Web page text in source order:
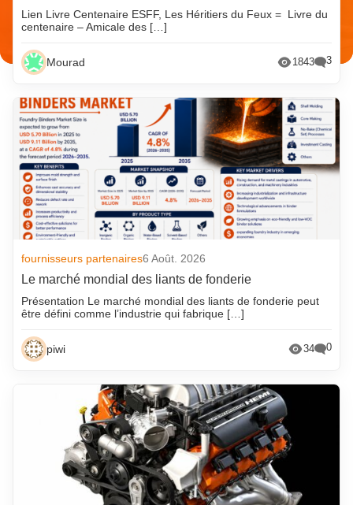
Lien Livre Centenaire ESFF, Les Héritiers du Feux = Livre du
centenaire – Amicale des […]
Mourad 1843 3
fournisseurs partenaires6 Août. 2026
Le marché mondial des liants de fonderie
Présentation Le marché mondial des liants de fonderie peut
être défini comme l’industrie qui fabrique […]
piwi 34 0